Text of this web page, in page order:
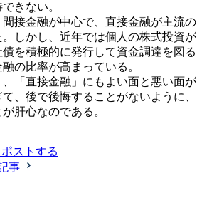
きない。
接金融が中心で、直接金融が主流の
しかし、近年では個人の株式投資が
を積極的に発行して資金調達を図る
の比率が高まっている。
、「直接金融」にもよい面と悪い面が
、後で後悔することがないように、
肝心なのである。
ポストする
事